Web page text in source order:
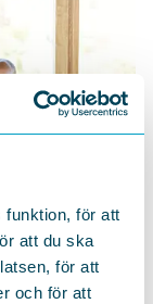
funktion, för att
att du ska
för att
och för att